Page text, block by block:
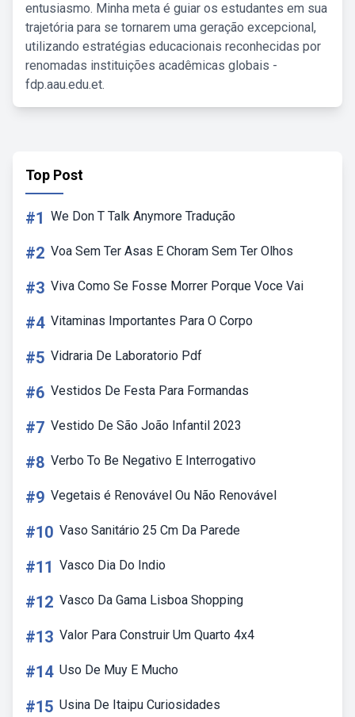
entusiasmo. Minha meta é guiar os estudantes em sua
trajetória para se tornarem uma geração excepcional,
utilizando estratégias educacionais reconhecidas por
renomadas instituições acadêmicas globais -
fdp.aau.edu.et.
Top Post
#1 We Don T Talk Anymore Tradução
#2 Voa Sem Ter Asas E Choram Sem Ter Olhos
#3 Viva Como Se Fosse Morrer Porque Voce Vai
#4 Vitaminas Importantes Para O Corpo
#5 Vidraria De Laboratorio Pdf
#6 Vestidos De Festa Para Formandas
#7 Vestido De São João Infantil 2023
#8 Verbo To Be Negativo E Interrogativo
#9 Vegetais é Renovável Ou Não Renovável
#10 Vaso Sanitário 25 Cm Da Parede
#11 Vasco Dia Do Indio
#12 Vasco Da Gama Lisboa Shopping
#13 Valor Para Construir Um Quarto 4x4
#14 Uso De Muy E Mucho
#15 Usina De Itaipu Curiosidades